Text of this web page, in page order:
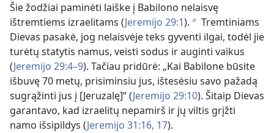
Šie žodžiai paminėti laiške į Babilono nelaisvę
ištremtiems izraelitams (Jeremijo 29:1). b Tremtiniams
Dievas pasakė, jog nelaisvėje teks gyventi ilgai, todėl jie
turėtų statytis namus, veisti sodus ir auginti vaikus
(Jeremijo 29:4–9). Tačiau pridūrė: „Kai Babilone būsite
išbuvę 70 metų, prisiminsiu jus, ištesėsiu savo pažadą
sugrąžinti jus į [Jeruzalę]“ (Jeremijo 29:10). Šitaip Dievas
garantavo, kad izraelitų nepamirš ir jų viltis grįžti
namo išsipildys (Jeremijo 31:16, 17).